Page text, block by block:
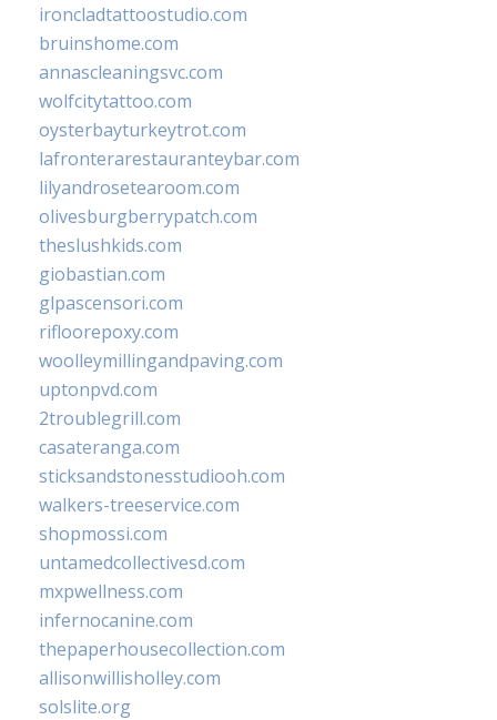
ironcladtattoostudio.com
bruinshome.com
annascleaningsvc.com
wolfcitytattoo.com
oysterbayturkeytrot.com
lafronterarestauranteybar.com
lilyandrosetearoom.com
olivesburgberrypatch.com
theslushkids.com
giobastian.com
glpascensori.com
rifloorepoxy.com
woolleymillingandpaving.com
uptonpvd.com
2troublegrill.com
casateranga.com
sticksandstonesstudiooh.com
walkers-treeservice.com
shopmossi.com
untamedcollectivesd.com
mxpwellness.com
infernocanine.com
thepaperhousecollection.com
allisonwillisholley.com
solslite.org